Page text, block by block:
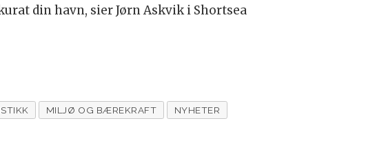
din havn, sier Jørn Askvik i Shortsea
MILJØ OG BÆREKRAFT
NYHETER